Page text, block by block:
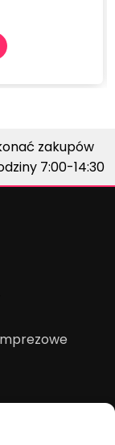
DO KOSZYKA
zakupów
7:00-14:30